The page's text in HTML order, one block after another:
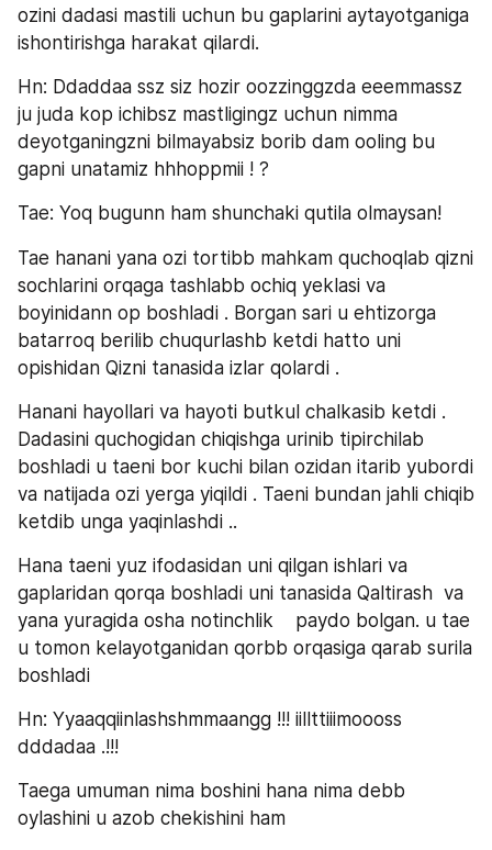
ozini dadasi mastili uchun bu gaplarini aytayotganiga
ishontirishga harakat qilardi.
Hn: Ddaddaa ssz siz hozir oozzinggzda eeemmassz
ju juda kop ichibsz mastligingz uchun nimma
deyotganingzni bilmayabsiz borib dam ooling bu
gapni unatamiz hhhoppmii ! ?
Tae: Yoq bugunn ham shunchaki qutila olmaysan!
Tae hanani yana ozi tortibb mahkam quchoqlab qizni
sochlarini orqaga tashlabb ochiq yeklasi va
boyinidann op boshladi . Borgan sari u ehtizorga
batarroq berilib chuqurlashb ketdi hatto uni
opishidan Qizni tanasida izlar qolardi .
Hanani hayollari va hayoti butkul chalkasib ketdi .
Dadasini quchogidan chiqishga urinib tipirchilab
boshladi u taeni bor kuchi bilan ozidan itarib yubordi
va natijada ozi yerga yiqildi . Taeni bundan jahli chiqib
ketdib unga yaqinlashdi ..
Hana taeni yuz ifodasidan uni qilgan ishlari va
gaplaridan qorqa boshladi uni tanasida Qaltirash  va
yana yuragida osha notinchlik    paydo bolgan. u tae
u tomon kelayotganidan qorbb orqasiga qarab surila
boshladi
Hn: Yyaaqqiinlashshmmaangg !!! iillttiiimoooss
dddadaa .!!!
Taega umuman nima boshini hana nima debb
oylashini u azob chekishini ham